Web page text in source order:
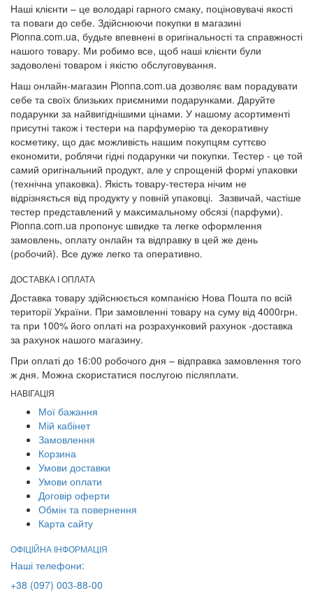
Наші клієнти – це володарі гарного смаку, поціновувачі якості
та поваги до себе. Здійснюючи покупки в магазині
Pionna.com.ua, будьте впевнені в оригінальності та справжності
нашого товару. Ми робимо все, щоб наші клієнти були
задоволені товаром і якістю обслуговування.
Наш онлайн-магазин Pionna.com.ua дозволяє вам порадувати
себе та своїх близьких приємними подарунками. Даруйте
подарунки за найвигіднішими цінами. У нашому асортименті
присутні також і тестери на парфумерію та декоративну
косметику, що дає можливість нашим покупцям суттєво
економити, роблячи гідні подарунки чи покупки. Тестер - це той
самий оригінальний продукт, але у спрощеній формі упаковки
(технічна упаковка). Якість товару-тестера нічим не
відрізняється від продукту у повній упаковці. Зазвичай, частіше
тестер представлений у максимальному обсязі (парфуми).
Pionna.com.ua пропонує швидке та легке оформлення
замовлень, оплату онлайн та відправку в цей же день
(робочий). Все дуже легко та оперативно.
ДОСТАВКА І ОПЛАТА
Доставка товару здійснюється компанією Нова Пошта по всій
території України. При замовленні товару на суму від 4000грн.
та при 100% його оплаті на розрахунковий рахунок -доставка
за рахунок нашого магазину.
При оплаті до 16:00 робочого дня – відправка замовлення того
ж дня. Можна скористатися послугою післяплати.
НАВІГАЦІЯ
Мої бажання
Мій кабінет
Замовлення
Корзина
Умови доставки
Умови оплати
Договір оферти
Обмін та повернення
Карта сайту
ОФІЦІЙНА ІНФОРМАЦІЯ
Наші телефони:
+38 (097) 003-88-00